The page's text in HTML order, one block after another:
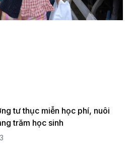
tư thục miễn học phí, nuôi
trăm học sinh